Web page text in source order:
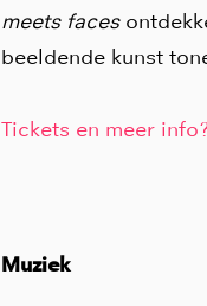
meets faces
beeldende kunst
Tickets en meer
Muziek